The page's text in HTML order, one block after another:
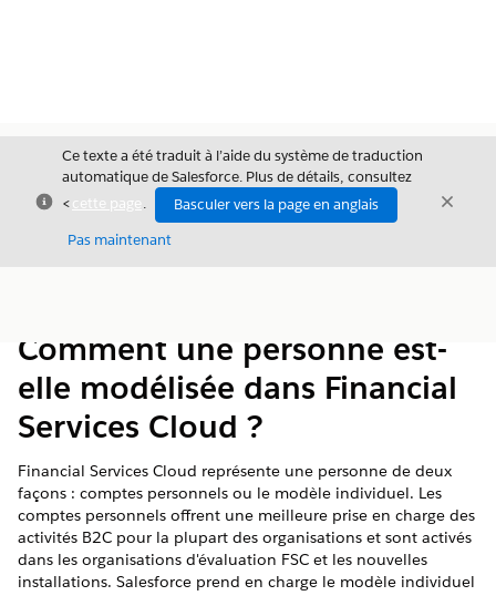
Fermer
Ce texte a été traduit à l’aide du système de traduction
automatique de Salesforce. Plus de détails, consultez
<cette page .
Basculer vers la page en anglais
Pas maintenant
Fermer
Comment une personne est-
elle modélisée dans Financial
Services Cloud ?
Financial Services Cloud représente une personne de deux
façons : comptes personnels ou le modèle individuel. Les
comptes personnels offrent une meilleure prise en charge des
activités B2C pour la plupart des organisations et sont activés
dans les organisations d'évaluation FSC et les nouvelles
installations. Salesforce prend en charge le modèle individuel